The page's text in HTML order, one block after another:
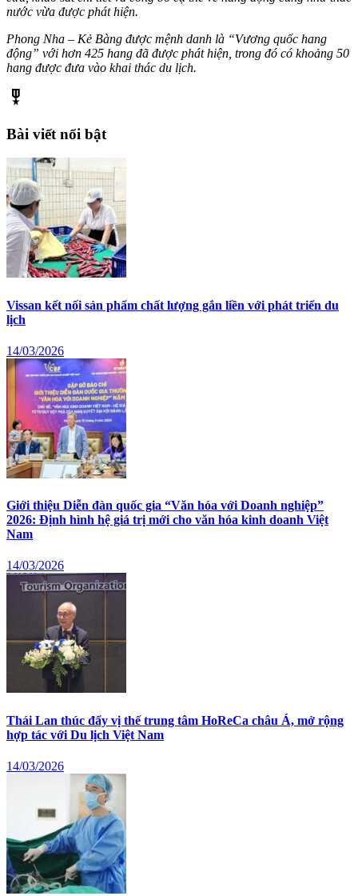
nước vừa được phát hiện.
Phong Nha – Kẻ Bàng được mệnh danh là “Vương quốc hang
động” với hơn 425 hang đã được phát hiện, trong đó có khoảng 50
hang được đưa vào khai thác du lịch.
military_tech
Bài viết nổi bật
Vissan kết nối sản phẩm chất lượng gắn liền với phát triển du
lịch
14/03/2026
Giới thiệu Diễn đàn quốc gia “Văn hóa với Doanh nghiệp”
2026: Định hình hệ giá trị mới cho văn hóa kinh doanh Việt
Nam
14/03/2026
Thái Lan thúc đẩy vị thế trung tâm HoReCa châu Á, mở rộng
hợp tác với Du lịch Việt Nam
14/03/2026